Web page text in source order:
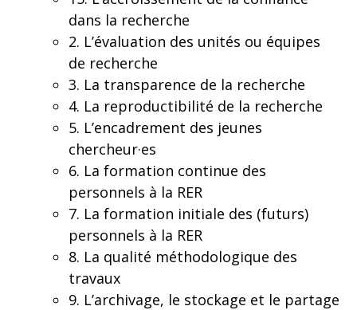
dans la recherche
2. L’évaluation des unités ou équipes
de recherche
3. La transparence de la recherche
4. La reproductibilité de la recherche
5. L’encadrement des jeunes
chercheur·es
6. La formation continue des
personnels à la RER
7. La formation initiale des (futurs)
personnels à la RER
8. La qualité méthodologique des
travaux
9. L’archivage, le stockage et le partage